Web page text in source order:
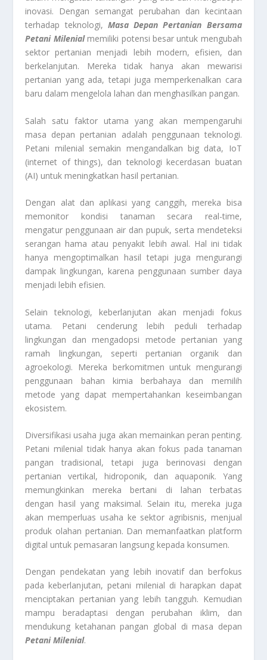
inovasi. Dengan semangat perubahan dan kecintaan
terhadap teknologi, Masa Depan Pertanian Bersama
Petani Milenialmemiliki potensi besar untuk mengubah
sektor pertanian menjadi lebih modern, efisien, dan
berkelanjutan. Mereka tidak hanya akan mewarisi
pertanian yang ada, tetapi juga memperkenalkan cara
baru dalam mengelola lahan dan menghasilkan pangan.
Salah satu faktor utama yang akan mempengaruhi
masa depan pertanian adalah penggunaan teknologi.
Petani milenial semakin mengandalkan big data, IoT
(internet of things), dan teknologi kecerdasan buatan
(AI) untuk meningkatkan hasil pertanian.
Dengan alat dan aplikasi yang canggih, mereka bisa
memonitor kondisi tanaman secara real-time,
mengatur penggunaan air dan pupuk, serta mendeteksi
serangan hama atau penyakit lebih awal. Hal ini tidak
hanya mengoptimalkan hasil tetapi juga mengurangi
dampak lingkungan, karena penggunaan sumber daya
menjadi lebih efisien.
Selain teknologi, keberlanjutan akan menjadi fokus
utama. Petani cenderung lebih peduli terhadap
lingkungan dan mengadopsi metode pertanian yang
ramah lingkungan, seperti pertanian organik dan
agroekologi. Mereka berkomitmen untuk mengurangi
penggunaan bahan kimia berbahaya dan memilih
metode yang dapat mempertahankan keseimbangan
ekosistem.
Diversifikasi usaha juga akan memainkan peran penting.
Petani milenial tidak hanya akan fokus pada tanaman
pangan tradisional, tetapi juga berinovasi dengan
pertanian vertikal, hidroponik, dan aquaponik. Yang
memungkinkan mereka bertani di lahan terbatas
dengan hasil yang maksimal. Selain itu, mereka juga
akan memperluas usaha ke sektor agribisnis, menjual
produk olahan pertanian. Dan memanfaatkan platform
digital untuk pemasaran langsung kepada konsumen.
Dengan pendekatan yang lebih inovatif dan berfokus
pada keberlanjutan, petani milenial di harapkan dapat
menciptakan pertanian yang lebih tangguh. Kemudian
mampu beradaptasi dengan perubahan iklim, dan
mendukung ketahanan pangan global di masa depan
Petani Milenial.